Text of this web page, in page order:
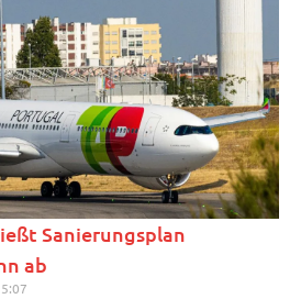
Sanierungsplan
ab